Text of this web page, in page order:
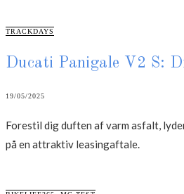
CATEGORIES
TRACKDAYS
Ducati Panigale V2 S:
19/05/2025
Forestil dig duften af varm asfalt,
på en attraktiv leasingaftale.
CATEGORIES